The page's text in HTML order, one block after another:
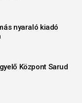
nyaraló kiadó
Központ Sarud